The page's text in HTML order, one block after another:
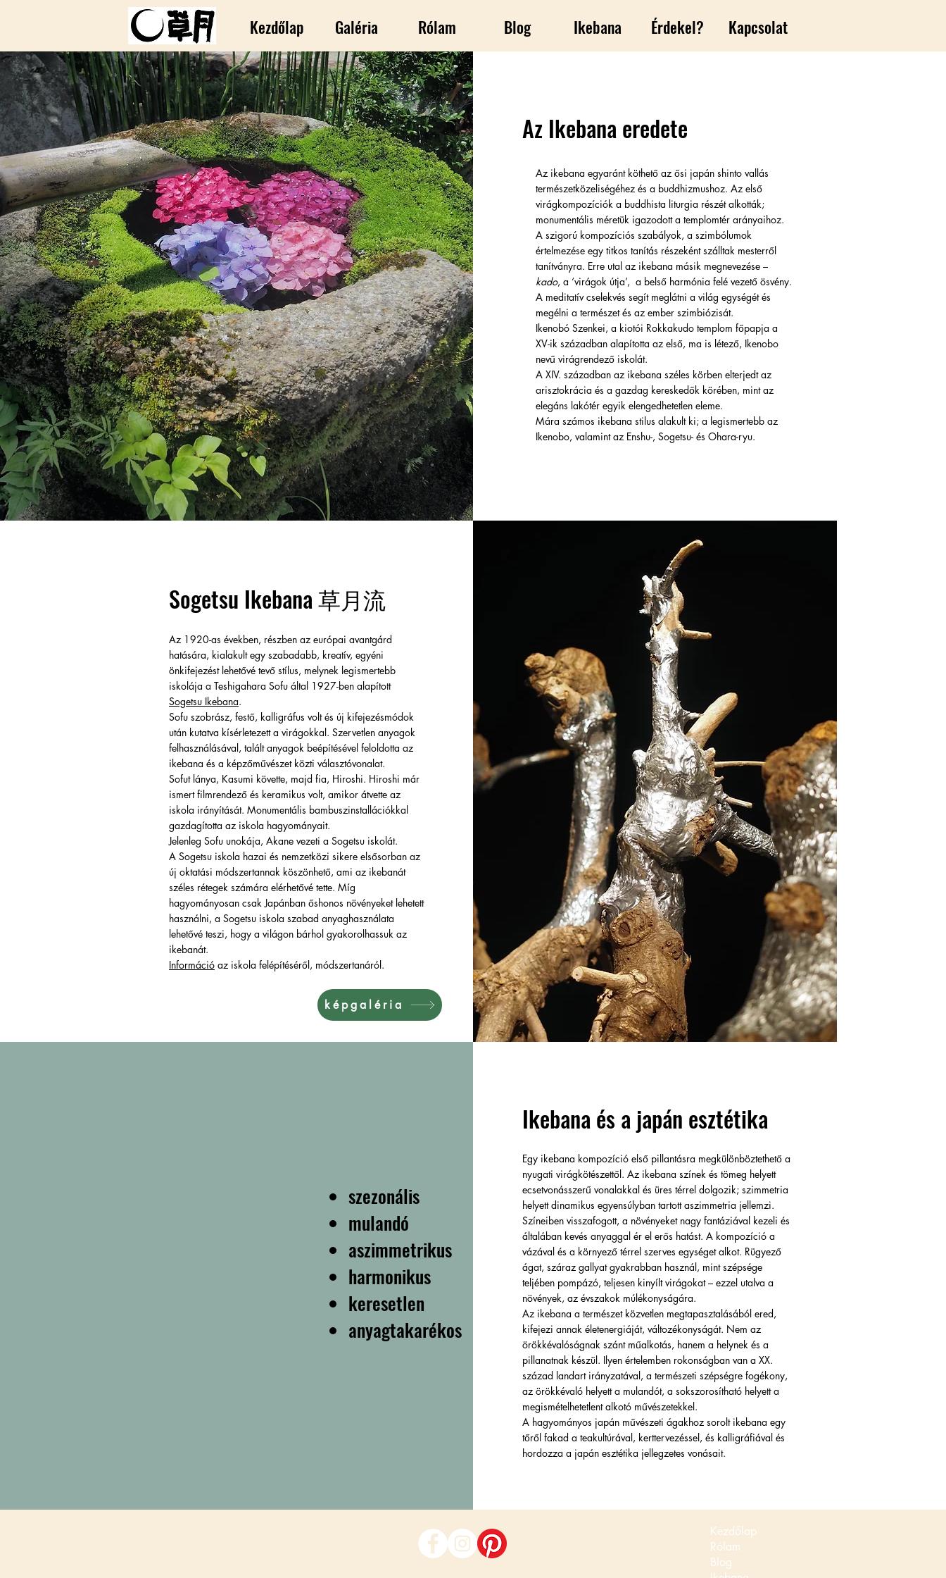
Kezdőlap Galéria Rólam Blog Ikebana Érdekel? Kapcsolat
Az Ikebana eredete
Az ikebana egyaránt köthető az ősi japán shinto vallás
természetközeliségéhez és a buddhizmushoz. Az első
virágkompozíciók a buddhista liturgia részét alkották;
monumentális méretük igazodott a templomtér arányaihoz.
A szigorú kompozíciós szabályok, a szimbólumok
értelmezése egy titkos tanítás részeként szálltak mesterről
tanítványra. Erre utal az ikebana másik megnevezése –
kado, a ‘virágok útja’, a belső harmónia felé vezető ösvény.
A meditatív cselekvés segít meglátni a világ egységét és
megélni a természet és az ember szimbiózisát.
Ikenobó Szenkei, a kiotói Rokkakudo templom főpapja a
XV-ik században alapította az első, ma is létező, Ikenobo
nevű virágrendező iskolát.
A XIV. században az ikebana széles körben elterjedt az
arisztokrácia és a gazdag kereskedők körében, mint az
elegáns lakótér egyik elengedhetetlen eleme.
Mára számos ikebana stilus alakult ki; a legismertebb az
Ikenobo, valamint az Enshu-, Sogetsu- és Ohara-ryu.
Sogetsu Ikebana 草月流
Az 1920-as években, részben az európai avantgárd
hatására, kialakult egy szabadabb, kreatív, egyéni
önkifejezést lehetővé tevő stílus, melynek legismertebb
iskolája a Teshigahara Sofu által 1927-ben alapított
Sogetsu Ikebana.
Sofu szobrász, festő, kalligráfus volt és új kifejezésmódok
után kutatva kísérletezett a virágokkal. Szervetlen anyagok
felhasználásával, talált anyagok beépítésével feloldotta az
ikebana és a képzőművészet közti választóvonalat.
Sofut lánya, Kasumi követte, majd fia, Hiroshi. Hiroshi már
ismert filmrendező és keramikus volt, amikor átvette az
iskola irányítását. Monumentális bambuszinstallációkkal
gazdagította az iskola hagyományait.
Jelenleg Sofu unokája, Akane vezeti a Sogetsu iskolát.
A Sogetsu iskola hazai és nemzetközi sikere elsősorban az
új oktatási módszertannak köszönhető, ami az ikebanát
széles rétegek számára elérhetővé tette. Míg
hagyományosan csak Japánban őshonos növényeket lehetett
használni, a Sogetsu iskola szabad anyaghasználata
lehetővé teszi, hogy a világon bárhol gyakorolhassuk az
ikebanát.
Információ az iskola felépítéséről, módszertanáról.
képgaléria
szezonális
mulandó
aszimmetrikus
harmonikus
keresetlen
anyagtakarékos
Ikebana és a japán esztétika
Egy ikebana kompozíció első pillantásra megkülönböztethető a
nyugati virágkötészettől. Az ikebana színek és tömeg helyett
ecsetvonásszerű vonalakkal és üres térrel dolgozik; szimmetria
helyett dinamikus egyensúlyban tartott aszimmetria jellemzi.
Színeiben visszafogott, a növényeket nagy fantáziával kezeli és
általában kevés anyaggal ér el erős hatást. A kompozíció a
vázával és a környező térrel szerves egységet alkot. Rügyező
ágat, száraz gallyat gyakrabban használ, mint szépsége
teljében pompázó, teljesen kinyílt virágokat – ezzel utalva a
növények, az évszakok múlékonyságára.
Az ikebana a természet közvetlen megtapasztalásából ered,
kifejezi annak életenergiáját, változékonyságát. Nem az
örökkévalóságnak szánt műalkotás, hanem a helynek és a
pillanatnak készül. Ilyen értelemben rokonságban van a XX.
század landart irányzatával, a természeti szépségre fogékony,
az örökkévaló helyett a mulandót, a sokszorosítható helyett a
megismételhetetlent alkotó művészetekkel.
A hagyományos japán művészeti ágakhoz sorolt ikebana egy
tőről fakad a teakultúrával, kerttervezéssel, és kalligráfiával és
hordozza a japán esztétika jellegzetes vonásait.
Kezdőlap
Rólam
Blog